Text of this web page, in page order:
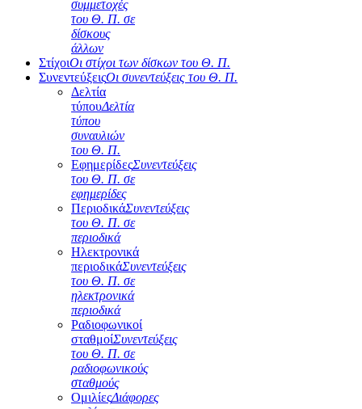
συμμετοχές
του Θ. Π. σε
δίσκους
άλλων
ΣτίχοιΟι στίχοι των δίσκων του Θ. Π.
ΣυνεντεύξειςΟι συνεντεύξεις του Θ. Π.
Δελτία
τύπουΔελτία
τύπου
συναυλιών
του Θ. Π.
ΕφημερίδεςΣυνεντεύξεις
του Θ. Π. σε
εφημερίδες
ΠεριοδικάΣυνεντεύξεις
του Θ. Π. σε
περιοδικά
Ηλεκτρονικά
περιοδικάΣυνεντεύξεις
του Θ. Π. σε
ηλεκτρονικά
περιοδικά
Ραδιοφωνικοί
σταθμοίΣυνεντεύξεις
του Θ. Π. σε
ραδιοφωνικούς
σταθμούς
ΟμιλίεςΔιάφορες